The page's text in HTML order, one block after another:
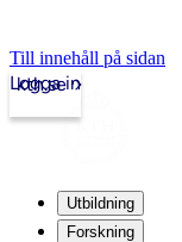
Till innehåll på sidan
kth.se
Logga in
Utbildning
Forskning